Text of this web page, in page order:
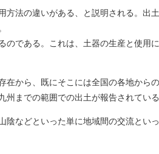
法の違いがある、と説明される。出
である。これは、土器の生産と使用
から、既にそこには全国の各地から
までの範囲での出土が報告されてい
などといった単に地域間の交流とい